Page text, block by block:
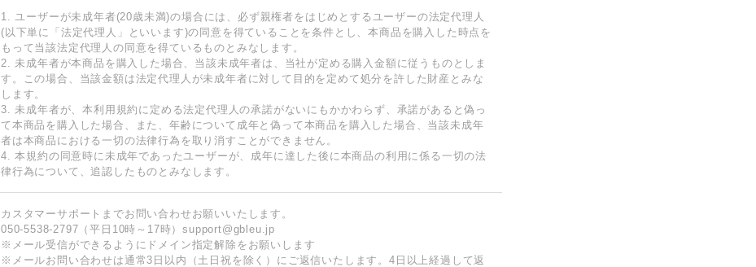
1. ユーザーが未成年者(20歳未満)の場合には、必ず親権者をはじめとするユーザーの法定代理人
(以下単に「法定代理人」といいます)の同意を得ていることを条件とし、本商品を購入した時点を
もって当該法定代理人の同意を得ているものとみなします。
2. 未成年者が本商品を購入した場合、当該未成年者は、当社が定める購入金額に従うものとしま
す。この場合、当該金額は法定代理人が未成年者に対して目的を定めて処分を許した財産とみな
します。
3. 未成年者が、本利用規約に定める法定代理人の承諾がないにもかかわらず、承諾があると偽っ
て本商品を購入した場合、また、年齢について成年と偽って本商品を購入した場合、当該未成年
者は本商品における一切の法律行為を取り消すことができません。
4. 本規約の同意時に未成年であったユーザーが、成年に達した後に本商品の利用に係る一切の法
律行為について、追認したものとみなします。
カスタマーサポートまでお問い合わせお願いいたします。
050-5538-2797（平日10時～17時）support@gbleu.jp
※メール受信ができるようにドメイン指定解除をお願いします
※メールお問い合わせは通常3日以内（土日祝を除く）にご返信いたします。4日以上経過して返